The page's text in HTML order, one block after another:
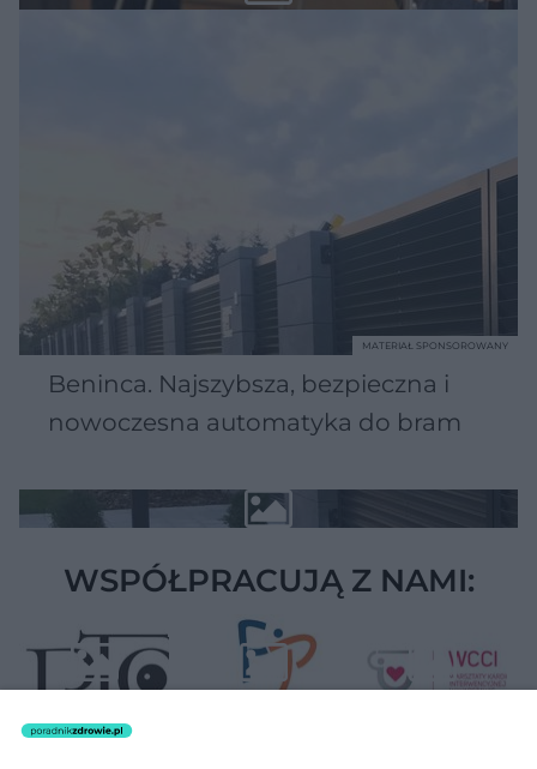
Beninca. Najszybsza, bezpieczna i
nowoczesna automatyka do bram
MATERIAŁ SPONSOROWANY
WSPÓŁPRACUJĄ Z NAMI: